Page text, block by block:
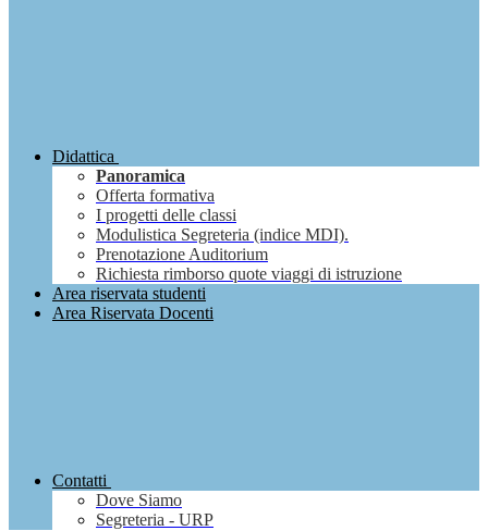
Didattica
Panoramica
Offerta formativa
I progetti delle classi
Modulistica Segreteria (indice MDI).
Prenotazione Auditorium
Richiesta rimborso quote viaggi di istruzione
Area riservata studenti
Area Riservata Docenti
Contatti
Dove Siamo
Segreteria - URP